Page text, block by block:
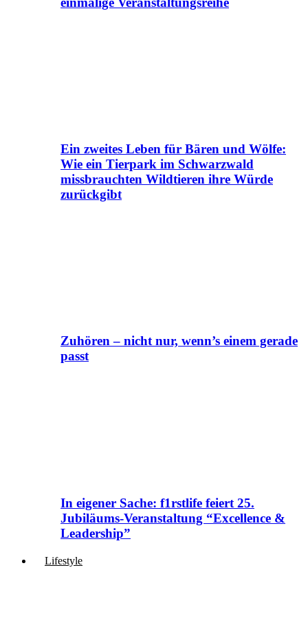
Ein zweites Leben für Bären und Wölfe:
Wie ein Tierpark im Schwarzwald
missbrauchten Wildtieren ihre Würde
zurückgibt
Zuhören – nicht nur, wenn’s einem gerade
passt
In eigener Sache: f1rstlife feiert 25.
Jubiläums-Veranstaltung “Excellence &
Leadership”
Lifestyle